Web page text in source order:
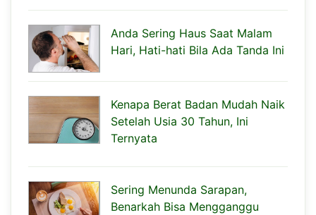
Anda Sering Haus Saat Malam
Hari, Hati-hati Bila Ada Tanda Ini
Kenapa Berat Badan Mudah Naik
Setelah Usia 30 Tahun, Ini
Ternyata
Sering Menunda Sarapan,
Benarkah Bisa Mengganggu